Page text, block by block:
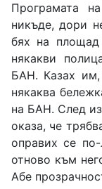
Програмата
никъде, дори
бях на площад
някакви
БАН. Казах
някаква
на БАН. След
оказа, че
оправих се
отново към
Абе